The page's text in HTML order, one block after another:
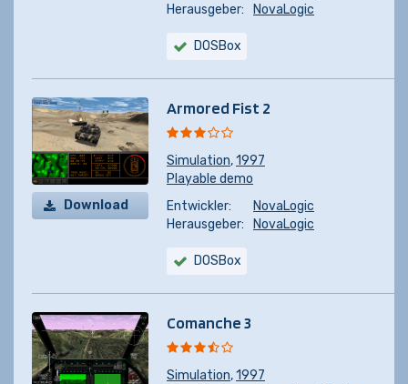
Herausgeber:
NovaLogic
DOSBox
Download
Armored Fist 2
Simulation,1997
Playable demo
Entwickler:
NovaLogic
Herausgeber:
NovaLogic
DOSBox
Comanche 3
Simulation,1997